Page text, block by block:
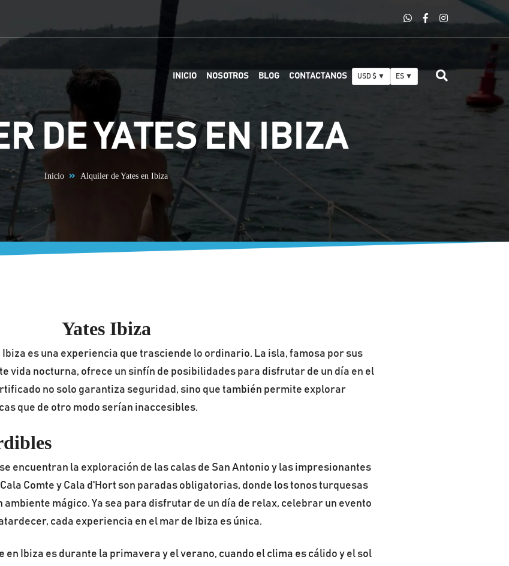
INICIO NOSOTROS BLOG CONTACTANOS USD $ ▼ ES ▼
DE YATES EN IBIZA
Inicio Alquiler de Yates en Ibiza
Yates Ibiza
es una experiencia que trasciende lo ordinario. La isla, famosa por sus
vida nocturna, ofrece un sinfín de posibilidades para disfrutar de un día en el
no solo garantiza seguridad, sino que también permite explorar
que de otro modo serían inaccesibles.
encuentran la exploración de las calas de San Antonio y las impresionantes
Comte y Cala d'Hort son paradas obligatorias, donde los tonos turquesas
mágico. Ya sea para disfrutar de un día de relax, celebrar un evento
cada experiencia en el mar de Ibiza es única.
en Ibiza es durante la primavera y el verano, cuando el clima es cálido y el sol